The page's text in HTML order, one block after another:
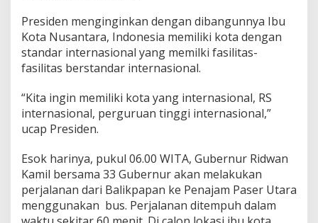
Presiden menginginkan dengan dibangunnya Ibu
Kota Nusantara, Indonesia memiliki kota dengan
standar internasional yang memilki fasilitas-
fasilitas berstandar internasional.
“Kita ingin memiliki kota yang internasional, RS
internasional, perguruan tinggi internasional,”
ucap Presiden.
Esok harinya, pukul 06.00 WITA, Gubernur Ridwan
Kamil bersama 33 Gubernur akan melakukan
perjalanan dari Balikpapan ke Penajam Paser Utara
menggunakan bus. Perjalanan ditempuh dalam